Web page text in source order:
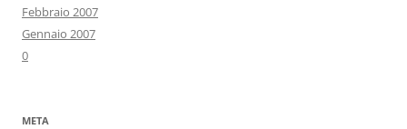
Febbraio 2007
Gennaio 2007
0
META